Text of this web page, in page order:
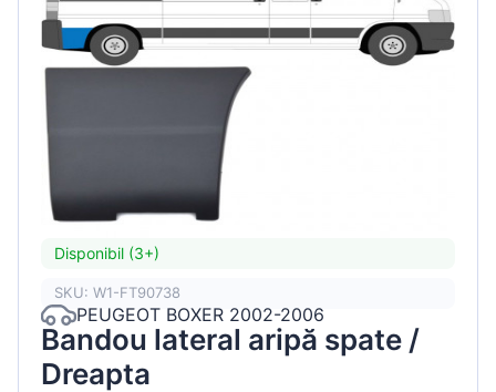
Disponibil (3+)
SKU: W1-FT90738
PEUGEOT BOXER 2002-2006
Bandou lateral aripă spate /
Dreapta